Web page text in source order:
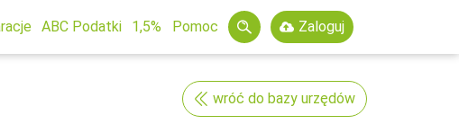
ABC Podatki 1,5% Pomoc Zaloguj
wróć do bazy urzędów